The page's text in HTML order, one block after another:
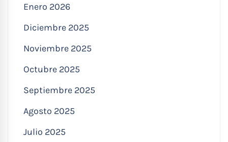
Enero 2026
Diciembre 2025
Noviembre 2025
Octubre 2025
Septiembre 2025
Agosto 2025
Julio 2025